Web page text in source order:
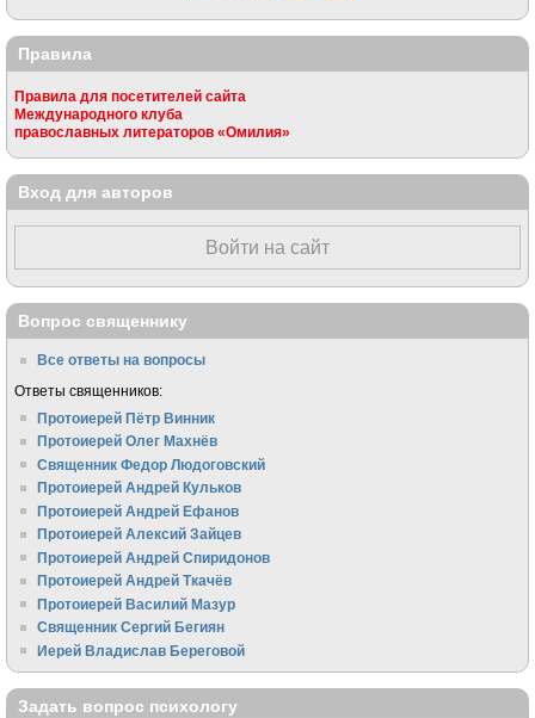
Правила
Правила для посетителей сайта
Международного клуба
православных литераторов «Омилия»
Вход для авторов
Войти на сайт
Вопрос священнику
Все ответы на вопросы
Ответы священников:
Протоиерей Пётр Винник
Протоиерей Олег Махнёв
Священник Федор Людоговский
Протоиерей Андрей Кульков
Протоиерей Андрей Ефанов
Протоиерей Алексий Зайцев
Протоиерей Андрей Спиридонов
Протоиерей Андрей Ткачёв
Протоиерей Василий Мазур
Священник Сергий Бегиян
Иерей Владислав Береговой
Задать вопрос психологу